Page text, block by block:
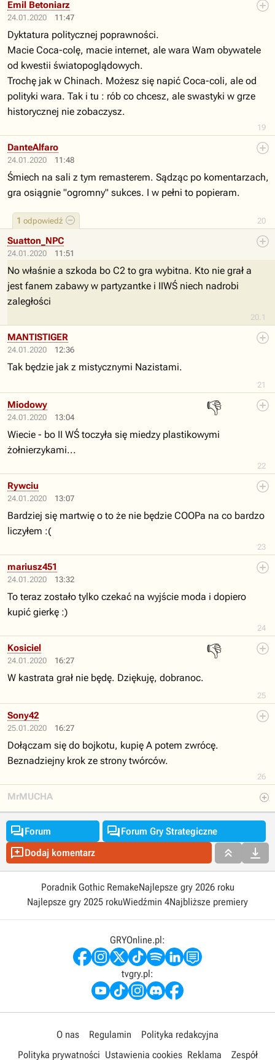
24.01.2020 11:47
19
Emil Betoniarz
Dyktatura politycznej poprawności.
Macie Coca-colę, macie internet, ale wara Wam obywatele
od kwestii światopoglądowych.
Trochę jak w Chinach. Możesz się napić Coca-coli, ale od
polityki wara. Tak i tu : rób co chcesz, ale swastyki w grze
historycznej nie zobaczysz.
24.01.2020 11:48
20
1 odpowiedź
DanteAlfaro
Śmiech na sali z tym remasterem. Sądząc po komentarzach,
gra osiągnie "ogromny" sukces. I w pełni to popieram.
24.01.2020 11:51
20.1
Suatton_NPC
No właśnie a szkoda bo C2 to gra wybitna. Kto nie grał a
jest fanem zabawy w partyzantke i IIWŚ niech nadrobi
zaległości
24.01.2020 12:36
21
MANTISTIGER
Tak będzie jak z mistycznymi Nazistami.
24.01.2020 13:04
👎
22
Miodowy
Wiecie - bo II WŚ toczyła się miedzy plastikowymi
żołnierzykami...
24.01.2020 13:07
23
Rywciu
Bardziej się martwię o to że nie będzie COOPa na co bardzo
liczyłem :(
24.01.2020 13:32
24
mariusz451
To teraz zostało tylko czekać na wyjście moda i dopiero
kupić gierkę :)
24.01.2020 16:27
👎
25
Kosiciel
W kastrata grał nie będę. Dziękuję, dobranoc.
25.01.2020 16:27
26
Sony42
Dołączam się do bojkotu, kupię A potem zwrócę.
Beznadziejny krok ze strony twórców.
MrMUCHA
Forum Forum Gry Strategiczne
Dodaj komentarz  
Poradnik Gothic RemakeNajlepsze gry 2026 roku
Najlepsze gry 2025 rokuWiedźmin 4Najbliższe premiery
GRYOnline.pl:
tvgry.pl:
O nas Regulamin
Polityka redakcyjna
Polityka prywatności Ustawienia cookies Reklama Zespół